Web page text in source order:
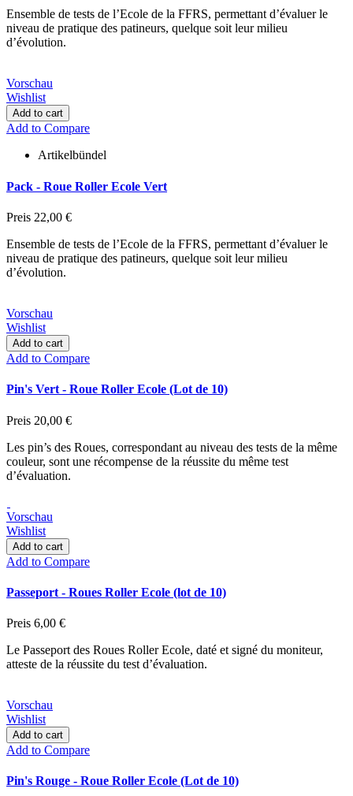
Ensemble de tests de l’Ecole de la FFRS, permettant d’évaluer le
niveau de pratique des patineurs, quelque soit leur milieu
d’évolution.
Vorschau
Wishlist
Add to cart
Add to Compare
Artikelbündel
Pack - Roue Roller Ecole Vert
Preis 22,00 €
Ensemble de tests de l’Ecole de la FFRS, permettant d’évaluer le
niveau de pratique des patineurs, quelque soit leur milieu
d’évolution.
Vorschau
Wishlist
Add to cart
Add to Compare
Pin's Vert - Roue Roller Ecole (Lot de 10)
Preis 20,00 €
Les pin’s des Roues, correspondant au niveau des tests de la même
couleur, sont une récompense de la réussite du même test
d’évaluation.
Vorschau
Wishlist
Add to cart
Add to Compare
Passeport - Roues Roller Ecole (lot de 10)
Preis 6,00 €
Le Passeport des Roues Roller Ecole, daté et signé du moniteur,
atteste de la réussite du test d’évaluation.
Vorschau
Wishlist
Add to cart
Add to Compare
Pin's Rouge - Roue Roller Ecole (Lot de 10)